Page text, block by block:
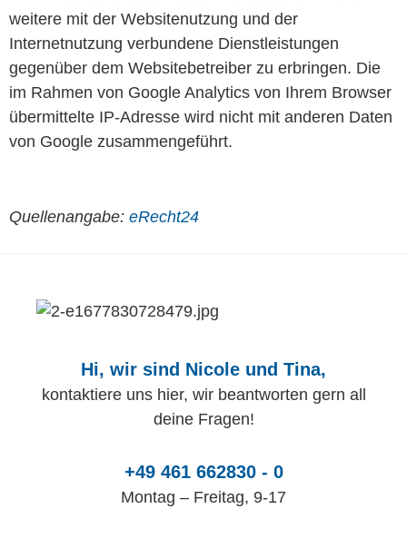
weitere mit der Websitenutzung und der
Internetnutzung verbundene Dienstleistungen
gegenüber dem Websitebetreiber zu erbringen. Die
im Rahmen von Google Analytics von Ihrem Browser
übermittelte IP-Adresse wird nicht mit anderen Daten
von Google zusammengeführt.
Quellenangabe: eRecht24
Hi, wir sind Nicole und Tina,
kontaktiere uns hier, wir beantworten gern all
deine Fragen!
+49 461 662830 - 0
Montag – Freitag, 9-17